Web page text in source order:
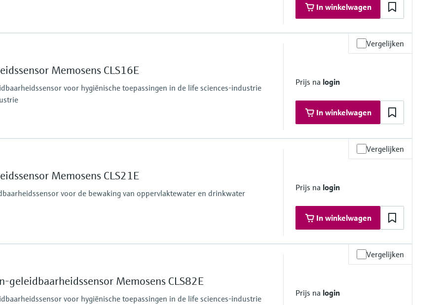
In winkelwagen
for 30 minutes
Vergelijken
Memosens CLS16E
voor hygiënische toepassingen in de life sciences-industrie
Prijs na login
In winkelwagen
bar
Vergelijken
Memosens CLS21E
voor de bewaking van oppervlaktewater en drinkwater
Prijs na login
In winkelwagen
(246 psi at 68 °F)
Vergelijken
geleidbaarheidssensor Memosens CLS82E
voor hygiënische toepassingen in de life sciences-industrie
Prijs na login